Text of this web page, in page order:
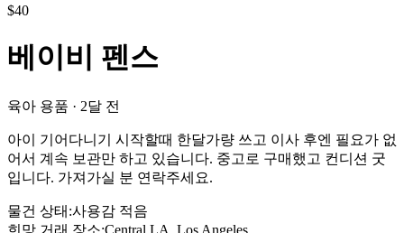
$40
베이비 펜스
육아 용품 · 2달 전
아이 기어다니기 시작할때 한달가량 쓰고 이사 후엔 필요가 없
어서 계속 보관만 하고 있습니다. 중고로 구매했고 컨디션 굿
입니다. 가져가실 분 연락주세요.
물건 상태 :사용감 적음
희망 거래 장소:Central LA, Los Angeles